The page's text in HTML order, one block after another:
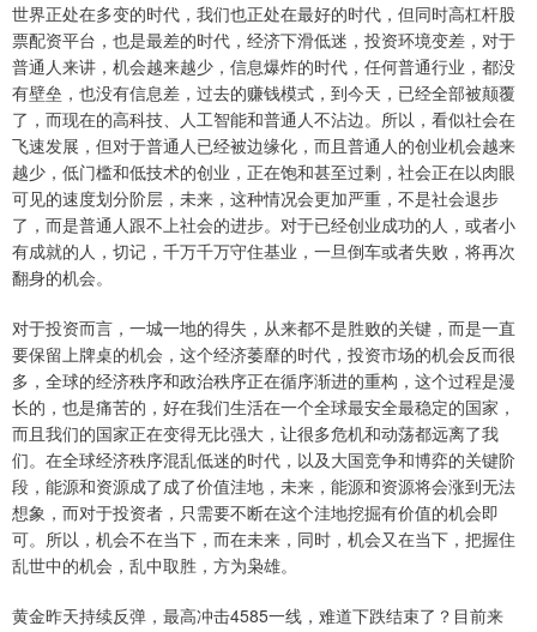
世界正处在多变的时代，我们也正处在最好的时代，但同时高杠杆股
票配资平台，也是最差的时代，经济下滑低迷，投资环境变差，对于
普通人来讲，机会越来越少，信息爆炸的时代，任何普通行业，都没
有壁垒，也没有信息差，过去的赚钱模式，到今天，已经全部被颠覆
了，而现在的高科技、人工智能和普通人不沾边。所以，看似社会在
飞速发展，但对于普通人已经被边缘化，而且普通人的创业机会越来
越少，低门槛和低技术的创业，正在饱和甚至过剩，社会正在以肉眼
可见的速度划分阶层，未来，这种情况会更加严重，不是社会退步
了，而是普通人跟不上社会的进步。对于已经创业成功的人，或者小
有成就的人，切记，千万千万守住基业，一旦倒车或者失败，将再次
翻身的机会。
对于投资而言，一城一地的得失，从来都不是胜败的关键，而是一直
要保留上牌桌的机会，这个经济萎靡的时代，投资市场的机会反而很
多，全球的经济秩序和政治秩序正在循序渐进的重构，这个过程是漫
长的，也是痛苦的，好在我们生活在一个全球最安全最稳定的国家，
而且我们的国家正在变得无比强大，让很多危机和动荡都远离了我
们。在全球经济秩序混乱低迷的时代，以及大国竞争和博弈的关键阶
段，能源和资源成了成了价值洼地，未来，能源和资源将会涨到无法
想象，而对于投资者，只需要不断在这个洼地挖掘有价值的机会即
可。所以，机会不在当下，而在未来，同时，机会又在当下，把握住
乱世中的机会，乱中取胜，方为枭雄。
黄金昨天持续反弹，最高冲击4585一线，难道下跌结束了？目前来